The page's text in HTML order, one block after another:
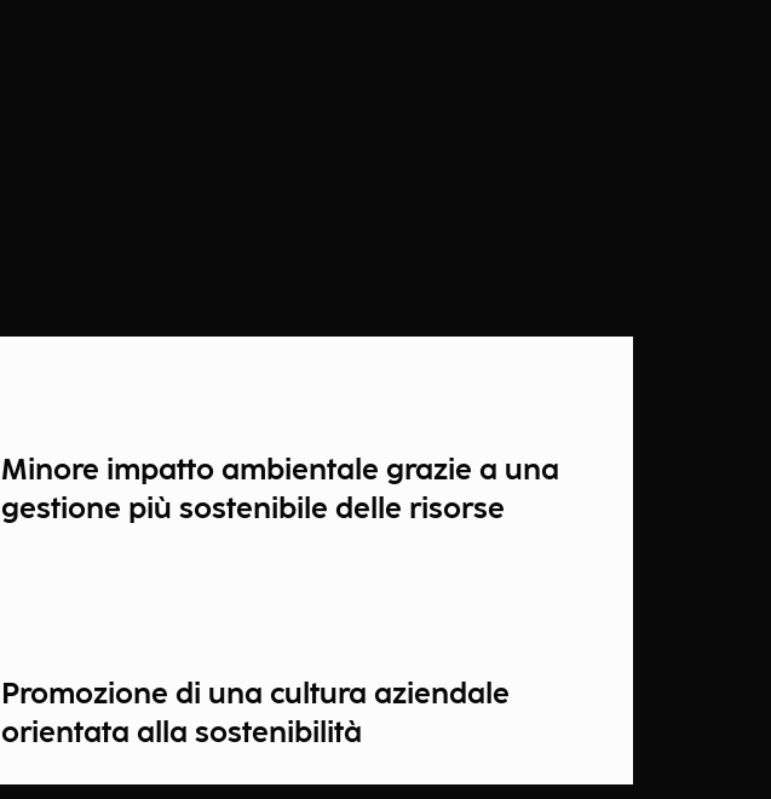
Minore impatto ambientale grazie a una
gestione più sostenibile delle risorse
Promozione di una cultura aziendale
orientata alla sostenibilità